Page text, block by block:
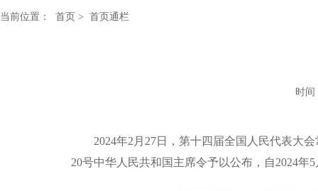
当前位置： 首页 > 首页通栏
时
2024年2月27日，第十四届全国人民代表大会
20号中华人民共和国主席令予以公布，自2024年